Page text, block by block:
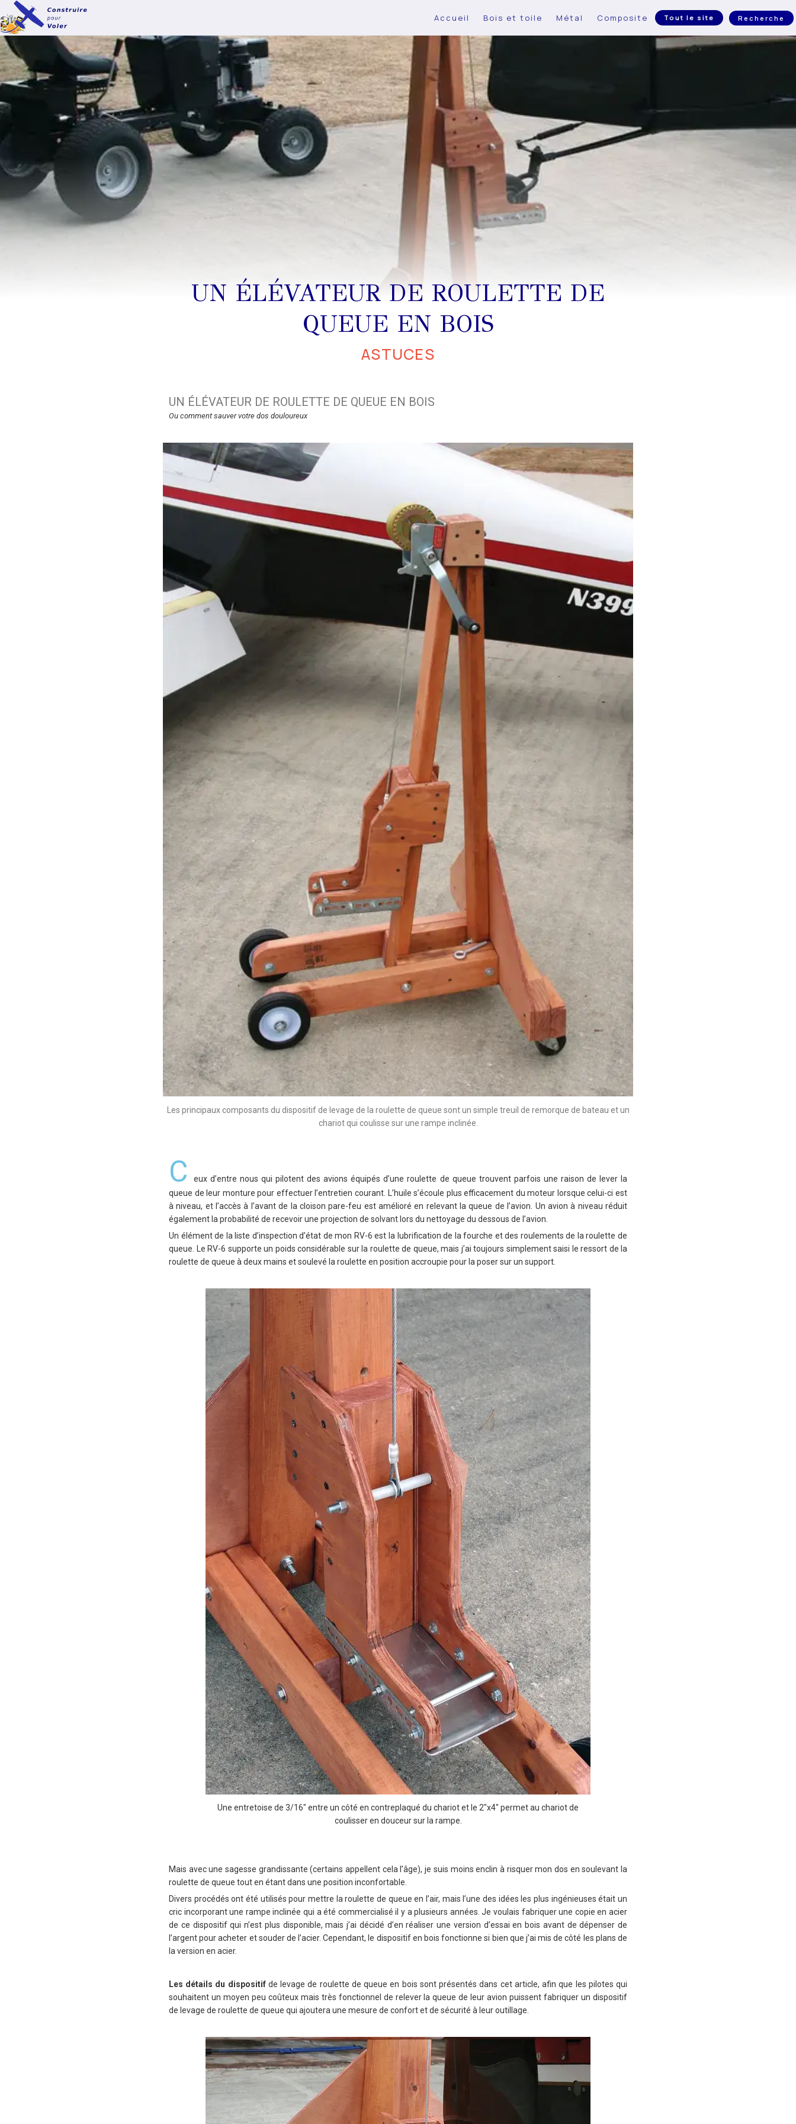
Accueil Bois et toile Métal Composite Tout le site Recherche
UN ÉLÉVATEUR DE ROULETTE DE
QUEUE EN BOIS
ASTUCES
UN ÉLÉVATEUR DE ROULETTE DE QUEUE EN BOIS
Ou comment sauver votre dos douloureux
Les principaux composants du dispositif de levage de la roulette de queue sont un simple treuil de remorque de bateau et un
chariot qui coulisse sur une rampe inclinée.
C
eux d’entre nous qui pilotent des avions équipés d’une roulette de queue trouvent parfois une raison de lever la
queue de leur monture pour effectuer l’entretien courant. L’huile s’écoule plus efficacement du moteur lorsque celui-ci est
à niveau, et l’accès à l’avant de la cloison pare-feu est amélioré en relevant la queue de l’avion. Un avion à niveau réduit
également la probabilité de recevoir une projection de solvant lors du nettoyage du dessous de l’avion.
Un élément de la liste d’inspection d’état de mon RV-6 est la lubrification de la fourche et des roulements de la roulette de
queue. Le RV-6 supporte un poids considérable sur la roulette de queue, mais j’ai toujours simplement saisi le ressort de la
roulette de queue à deux mains et soulevé la roulette en position accroupie pour la poser sur un support.
Une entretoise de 3/16″ entre un côté en contreplaqué du chariot et le 2″x4″ permet au chariot de
coulisser en douceur sur la rampe.
Mais avec une sagesse grandissante (certains appellent cela l’âge), je suis moins enclin à risquer mon dos en soulevant la
roulette de queue tout en étant dans une position inconfortable.
Divers procédés ont été utilisés pour mettre la roulette de queue en l’air, mais l’une des idées les plus ingénieuses était un
cric incorporant une rampe inclinée qui a été commercialisé il y a plusieurs années. Je voulais fabriquer une copie en acier
de ce dispositif qui n’est plus disponible, mais j’ai décidé d’en réaliser une version d’essai en bois avant de dépenser de
l’argent pour acheter et souder de l’acier. Cependant, le dispositif en bois fonctionne si bien que j’ai mis de côté les plans de
la version en acier.
Les détails du dispositifde levage de roulette de queue en bois sont présentés dans cet article, afin que les pilotes qui
souhaitent un moyen peu coûteux mais très fonctionnel de relever la queue de leur avion puissent fabriquer un dispositif
de levage de roulette de queue qui ajoutera une mesure de confort et de sécurité à leur outillage.